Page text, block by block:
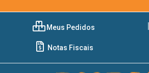
Meus Pedidos
Notas Fiscais